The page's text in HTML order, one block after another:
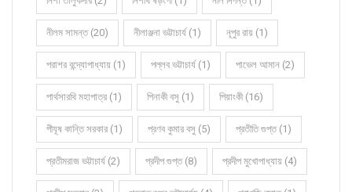
নীলম সামন্ত (20) নীলাঞ্জনা ভট্টাচার্য (1) নূপুর রায় (1)
পরাশর বন্দ্যোপাধ্যায় (1) পল্লব ভট্টাচার্য (1) পাভেল আমান (2)
পার্থসারথি মহাপাত্র (1) পিনাকী বসু (1) পিয়াংকী (16)
পীযূষ কান্তি সরকার (1) প্রণব কুমার বসু (5) প্রতীতি গুপ্ত (1)
প্রতীমরাজ ভট্টাচার্য (2) প্রদীপ গুপ্ত (8) প্রদীপ মুখোপাধ্যায় (4)